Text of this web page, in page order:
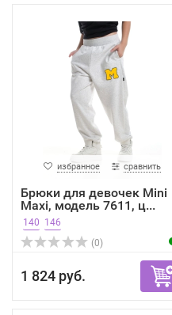
избранное сравнить
Брюки для девочек Mini
Maxi, модель 7611, ц...
140 146
(0)
1 824 руб.